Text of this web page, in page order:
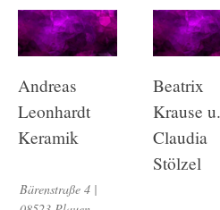
Andreas
Leonhardt
Keramik
Bärenstraße 4 |
Beatrix
Krause u.
Claudia
Stölzel